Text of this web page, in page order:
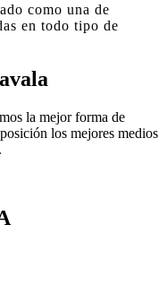
como una de
en todo tipo de
la mejor forma de
los mejores medios